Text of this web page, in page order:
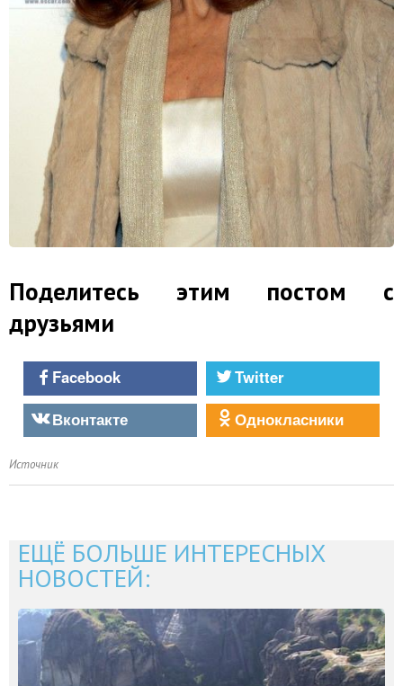
Поделитесь этим постом с
друзьями
Facebook
Twitter
Вконтакте
Однокласники
Источник
ЕЩЁ БОЛЬШЕ ИНТЕРЕСНЫХ
НОВОСТЕЙ: